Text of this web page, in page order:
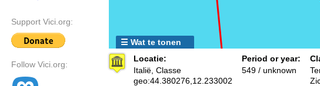
Support Vici.org:
Follow Vici.org:
☰ Wat te tonen
Locatie:
Italië, Classe
geo:44.380276,12.233002
Period or year:
549 / unknown